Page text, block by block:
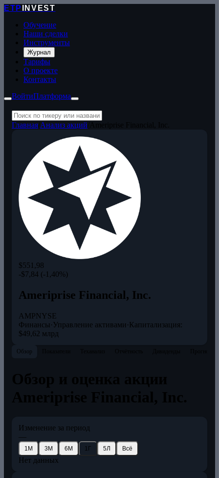
ETP
INVEST
Обучение
Наши сделки
Инструменты
Журнал
Тарифы
О проекте
Контакты
ВойтиПлатформа
Главная Анализ акций
$551,98
-$7,84 (-1,40%)
Ameriprise Financial, Inc.
AMPNYSE
Финансы·Управление активами·Капитализация:
$49,62 млрд
Обзор
Изменение за период
—
1М 3М 6М 1Г 5Л Всё
Нет данных